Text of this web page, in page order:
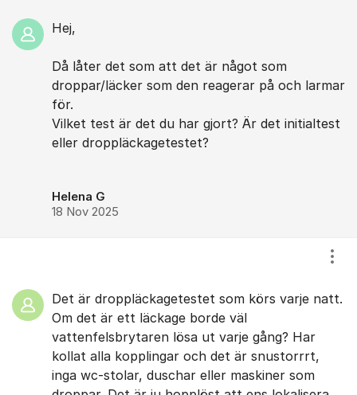
Hej,
Då låter det som att det är något som
droppar/läcker som den reagerar på och larmar
för.
Vilket test är det du har gjort? Är det initialtest
eller droppläckagetestet?
Helena G
18 Nov 2025
Det är droppläckagetestet som körs varje natt.
Om det är ett läckage borde väl
vattenfelsbrytaren lösa ut varje gång? Har
kollat alla kopplingar och det är snustorrrt,
inga wc-stolar, duschar eller maskiner som